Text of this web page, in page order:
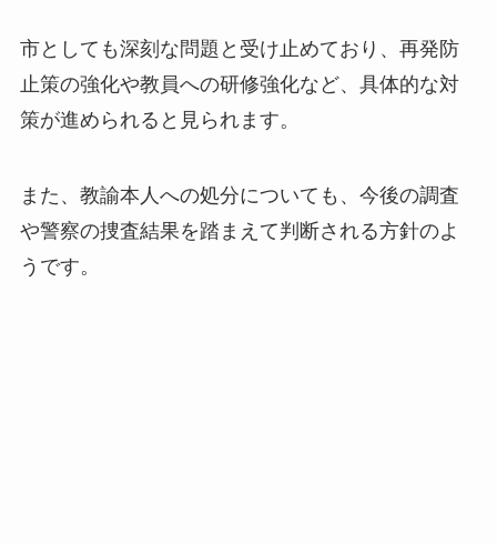
市としても深刻な問題と受け止めており、再発防
止策の強化や教員への研修強化など、具体的な対
策が進められると見られます。
また、教諭本人への処分についても、今後の調査
や警察の捜査結果を踏まえて判断される方針のよ
うです。